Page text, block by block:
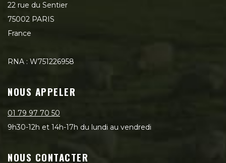
22 rue du Sentier
75002 PARIS
France
RNA : W751226958
NOUS APPELER
01 79 97 70 50
9h30-12h et 14h-17h du lundi au vendredi
NOUS CONTACTER